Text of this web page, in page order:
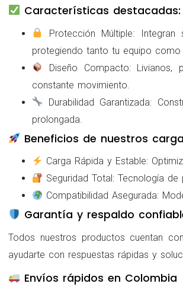
Características destacadas:
Protección Múltiple:
protegiendo tanto tu equipo como
Diseño Compacto:
constante movimiento.
Durabilidad Garantizada:
prolongada.
Beneficios de nuestros
Carga Rápida y Estable:
Seguridad Total: Tecnología
Compatibilidad Asegurada:
Garantía y respaldo
Todos nuestros productos cuentan
ayudarte con respuestas rápidas y
Envíos rápidos en Colombia